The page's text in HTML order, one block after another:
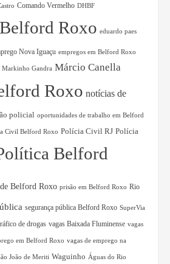
Comando Vermelho DHBF
Roxo eduardo paes
Nova Iguaçu empregos em Belford Roxo
Markinho Gandra Márcio Canella
Roxo notícias de
policial oportunidades de trabalho em Belford
Civil Belford Roxo Polícia Civil RJ Polícia
Belford
Belford Roxo prisão em Belford Roxo Rio
segurança pública Belford Roxo SuperVia
de drogas vagas Baixada Fluminense vagas
em Belford Roxo vagas de emprego na
João de Meriti Waguinho Águas do Rio